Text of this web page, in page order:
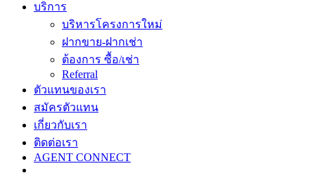
บริการ
บริหารโครงการใหม่
ฝากขาย-ฝากเช่า
ต้องการ ซื้อ/เช่า
Referral
ตัวแทนของเรา
สมัครตัวแทน
เกี่ยวกับเรา
ติดต่อเรา
AGENT CONNECT